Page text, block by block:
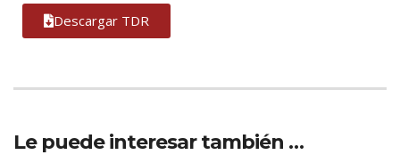
Descargar TDR
Le puede interesar también …